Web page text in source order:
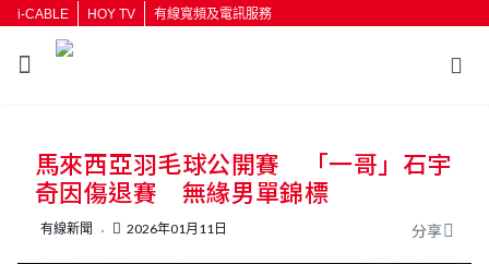
i-CABLE HOY TV 有線寬頻及電訊服務
按輸入鍵開始搜尋
馬來西亞羽毛球公開賽 「一哥」石宇
奇因傷退賽 無緣男單錦標
有線新聞 2026年01月11日 分享